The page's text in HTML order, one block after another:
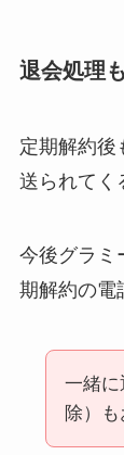
退会処理
定期解約後
送られてく
今後グラミ
期解約の電
一緒に
除）